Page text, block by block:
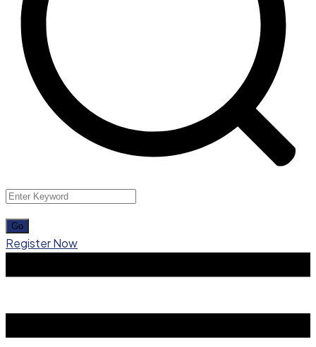
Register Now